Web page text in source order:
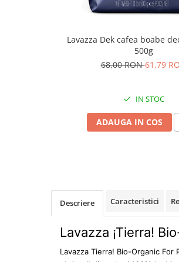
Lavazza Dek cafea boabe
500g
68,00 RON61,79
IN STOC
ADAUGA IN COS
Descriere Caracteristici
Lavazza ¡Tierra!
Lavazza Tierra! Bio-Organic For